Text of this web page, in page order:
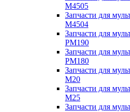
M4505
Запчасти для
M4504
Запчасти для
PM190
Запчасти для
PM180
Запчасти для
M20
Запчасти для
M25
Запчасти для